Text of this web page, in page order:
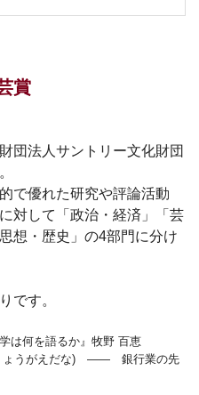
賞
団法人サントリー文化財団
で優れた研究や評論活動
対して「政治・経済」「芸
想・歴史」の4部門に分け
です。
何を語るか』牧野 百恵
りょうがえだな) —— 銀行業の先